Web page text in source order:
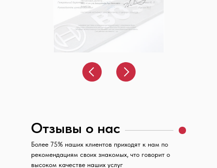
Отзывы о нас
Более 75% наших клиентов приходят к нам по
рекомендациям своих знакомых, что говорит о
высоком качестве наших услуг